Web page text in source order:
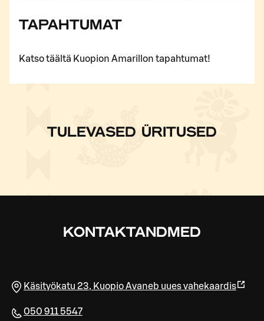
TAPAHTUMAT
Katso täältä Kuopion Amarillon tapahtumat!
TULEVASED ÜRITUSED
KONTAKTANDMED
Käsityökatu 23, KuopioAvaneb uues vahekaardis
050 911 5547